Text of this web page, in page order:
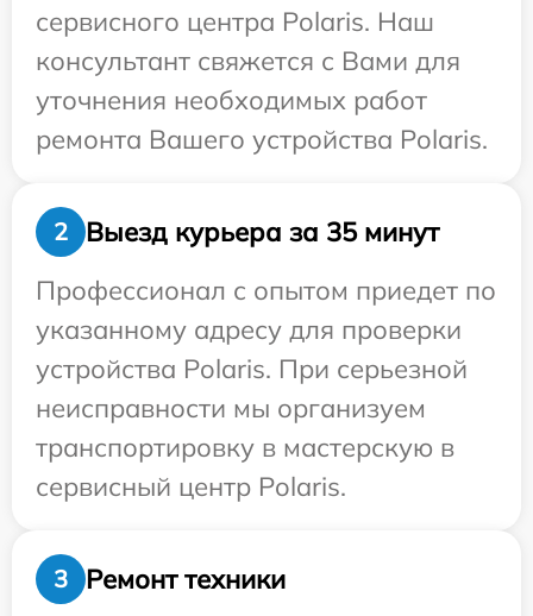
сервисного центра Polaris. Наш
консультант свяжется с Вами для
уточнения необходимых работ
ремонта Вашего устройства Polaris.
2
Выезд курьера за 35 минут
Профессионал с опытом приедет по
указанному адресу для проверки
устройства Polaris. При серьезной
неисправности мы организуем
транспортировку в мастерскую в
сервисный центр Polaris.
3 Ремонт техники